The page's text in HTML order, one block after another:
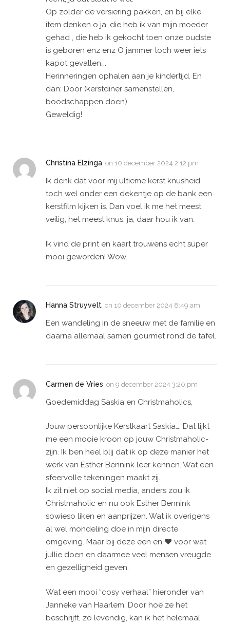
Op zolder de versiering pakken, en bij elke
item denken o ja, die heb ik van mijn moeder
gehad , die heb ik gekocht toen onze oudste
is geboren enz enz O jammer toch weer iets
kapot gevallen….
Herinneringen ophalen aan je kindertijd. En
dan: Door (kerstdiner samenstellen,
boodschappen doen)
Geweldig!
Christina Elzinga on 10 december 2024 2:12 pm
Ik denk dat voor mij ultieme kerst knusheid
toch wel onder een dekentje op de bank een
kerstfilm kijken is. Dan voel ik me het meest
veilig, het meest knus, ja, daar hou ik van.
Ik vind de print en kaart trouwens echt super
mooi geworden! Wow.
Hanna Struyvelt on 10 december 2024 8:49 am
Een wandeling in de sneeuw met de familie en
daarna allemaal samen gourmet rond de tafel.
Carmen de Vries on 9 december 2024 3:20 pm
Goedemiddag Saskia en Christmaholics,
Jouw persoonlijke Kerstkaart Saskia…. Dat lijkt
me een mooie kroon op jouw Christmaholic-
zijn. Ik ben heel blij dat ik op deze manier het
werk van Esther Bennink leer kennen. Wat een
sfeervolle tekeningen maakt zij.
Ik zit niet op social media, anders zou ik
Christmaholic en nu ook Esther Bennink
sowieso liken en aanprijzen. Wat ik overigens
al wel mondeling doe in mijn directe
omgeving. Maar bij deze een en ♥️ voor wat
jullie doen en daarmee veel mensen vreugde
en gezelligheid geven.
Wat een mooi “cosy verhaal” hieronder van
Janneke van Haarlem. Door hoe ze het
beschrijft, zo levendig, kan ik het helemaal